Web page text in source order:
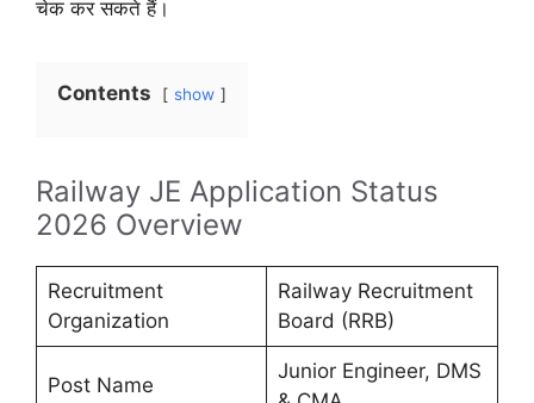
चेक कर सकते हैं।
Contents show
Railway JE Application Status
2026 Overview
Recruitment
Organization
Railway Recruitment
Board (RRB)
Post Name
Junior Engineer, DMS